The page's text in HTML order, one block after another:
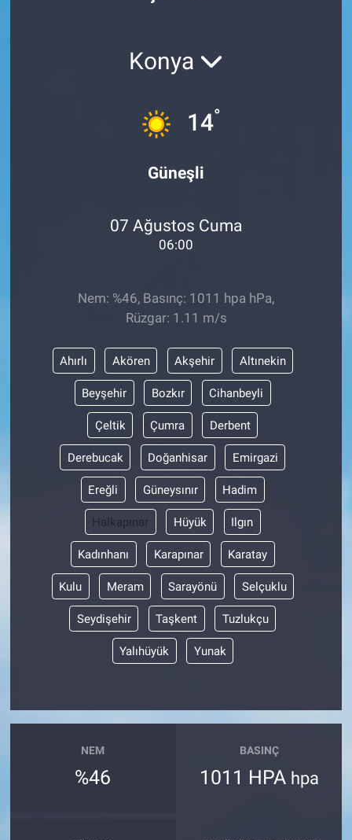
Konya
14°
Güneşli
07 Ağustos Cuma
06:00
Nem: %46, Basınç: 1011 hpa hPa,
Rüzgar: 1.11 m/s
Ahırlı Akören Akşehir Altınekin
Beyşehir Bozkır Cihanbeyli
Çeltik Çumra Derbent
Derebucak Doğanhisar Emirgazi
Ereğli Güneysınır Hadim
Halkapınar Hüyük Ilgın
Kadınhanı Karapınar Karatay
Kulu Meram Sarayönü Selçuklu
Seydişehir Taşkent Tuzlukçu
Yalıhüyük Yunak
NEM
%46
BASINÇ
1011 HPA hpa
Bilim ve Teknoloji